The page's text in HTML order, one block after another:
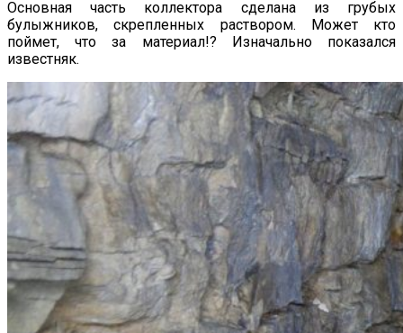
Основная часть коллектора сделана из грубых
булыжников, скрепленных раствором. Может кто
поймет, что за материал!? Изначально показался
известняк.